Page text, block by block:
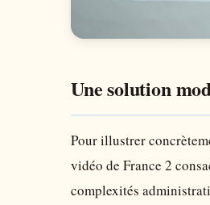
Une solution
Pour illustrer
vidéo de France 2
complexités